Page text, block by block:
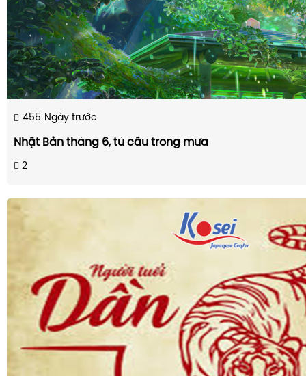
455 Ngày trước
Nhật Bản tháng 6, tú cầu trong mưa
2